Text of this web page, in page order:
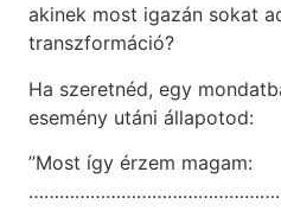
akinek most igazán sokat
transzformáció?
Ha szeretnéd, egy
esemény utáni állapotod:
”Most így érzem magam: